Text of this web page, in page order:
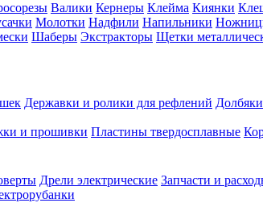
Валики Кернеры Клейма Киянки
Молотки Надфили Напильники
Шаберы Экстракторы Щетки
Державки и ролики для рефлений Долбяки
и прошивки Пластины твердосплавные
Дрели электрические Запчасти и